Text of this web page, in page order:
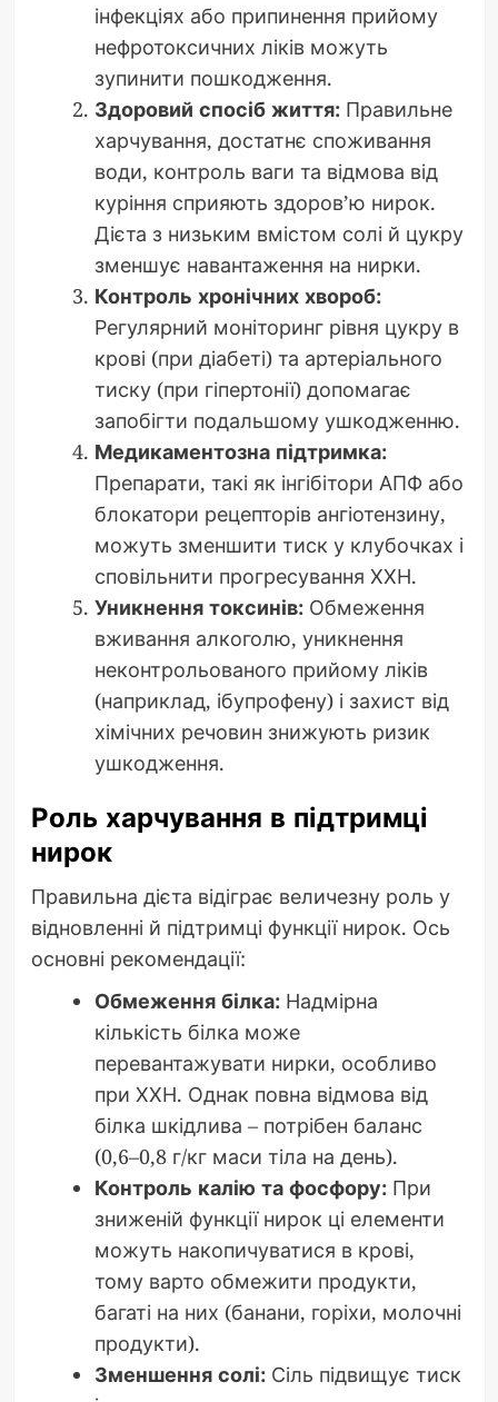
інфекціях або припинення прийому
нефротоксичних ліків можуть
зупинити пошкодження.
Здоровий спосіб життя:Правильне
харчування, достатнє споживання
води, контроль ваги та відмова від
куріння сприяють здоров’ю нирок.
Дієта з низьким вмістом солі й цукру
зменшує навантаження на нирки.
Контроль хронічних хвороб:
Регулярний моніторинг рівня цукру в
крові (при діабеті) та артеріального
тиску (при гіпертонії) допомагає
запобігти подальшому ушкодженню.
Медикаментозна підтримка:
Препарати, такі як інгібітори АПФ або
блокатори рецепторів ангіотензину,
можуть зменшити тиск у клубочках і
сповільнити прогресування ХХН.
Уникнення токсинів:Обмеження
вживання алкоголю, уникнення
неконтрольованого прийому ліків
(наприклад, ібупрофену) і захист від
хімічних речовин знижують ризик
ушкодження.
Роль харчування в підтримці
нирок
Правильна дієта відіграє величезну роль у
відновленні й підтримці функції нирок. Ось
основні рекомендації:
Обмеження білка:Надмірна
кількість білка може
перевантажувати нирки, особливо
при ХХН. Однак повна відмова від
білка шкідлива – потрібен баланс
(0,6–0,8 г/кг маси тіла на день).
Контроль калію та фосфору:При
зниженій функції нирок ці елементи
можуть накопичуватися в крові,
тому варто обмежити продукти,
багаті на них (банани, горіхи, молочні
продукти).
Зменшення солі:Сіль підвищує тиск